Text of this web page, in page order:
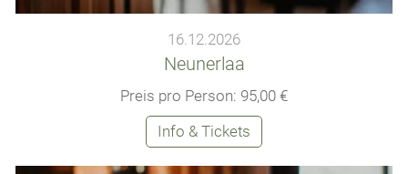
16.12.2026
Neunerlaa
Preis pro Person: 95,00 €
Info & Tickets